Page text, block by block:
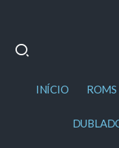
INÍCIO